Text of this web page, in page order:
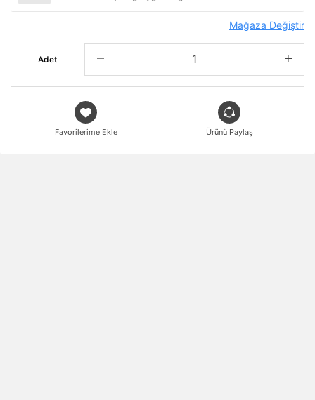
Mağaza Değiştir
Adet
Favorilerime Ekle Ürünü Paylaş